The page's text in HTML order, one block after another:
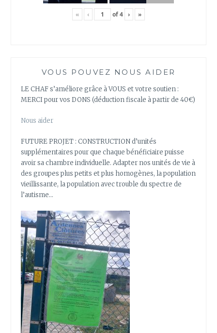
« ‹ of4 › »
VOUS POUVEZ NOUS AIDER
LE CHAF s’améliore grâce à VOUS et votre soutien :
MERCI pour vos DONS (déduction fiscale à partir de 40€)
Nous aider
FUTURE PROJET : CONSTRUCTION d’unités
supplémentaires pour que chaque bénéficiaire puisse
avoir sa chambre individuelle. Adapter nos unités de vie à
des groupes plus petits et plus homogènes, la population
vieillissante, la population avec trouble du spectre de
l’autisme…